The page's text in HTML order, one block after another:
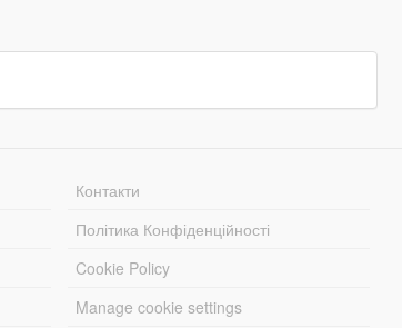
Контакти
Політика Конфіденційності
Cookie Policy
Manage cookie settings